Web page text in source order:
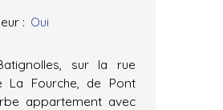
: Oui
sur la rue
La Fourche, de Pont
appartement avec